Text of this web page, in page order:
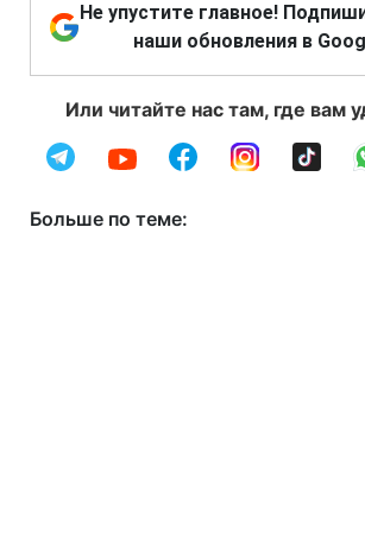
Не упустите главное!
наши обновления в
Или читайте нас там, где вам
Больше по теме: